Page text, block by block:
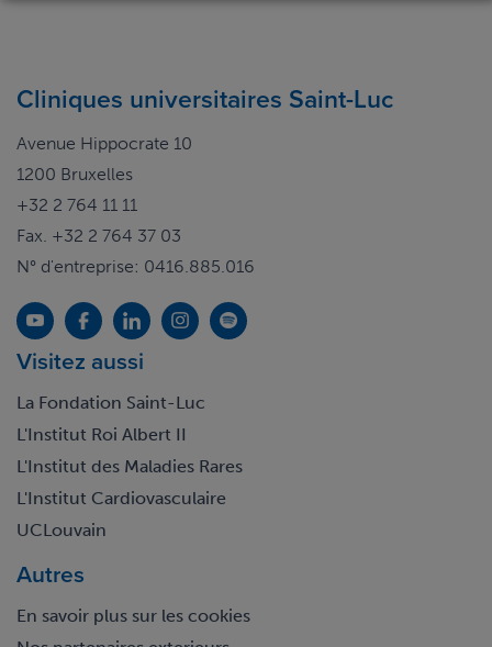
Cliniques universitaires Saint-Luc
Avenue Hippocrate 10
1200 Bruxelles
+32 2 764 11 11
Fax. +32 2 764 37 03
N° d'entreprise: 0416.885.016
Visitez aussi
La Fondation Saint-Luc
L'Institut Roi Albert II
L'Institut des Maladies Rares
L'Institut Cardiovasculaire
UCLouvain
Autres
En savoir plus sur les cookies